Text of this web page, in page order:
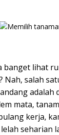
banget lihat
Nah, salah
mata,
kerja,
seharian